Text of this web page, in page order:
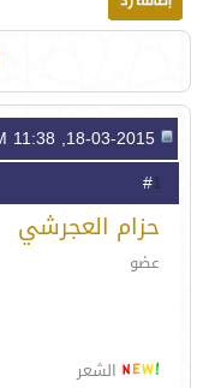
1
حزام العجرشي
عضو
الشعر